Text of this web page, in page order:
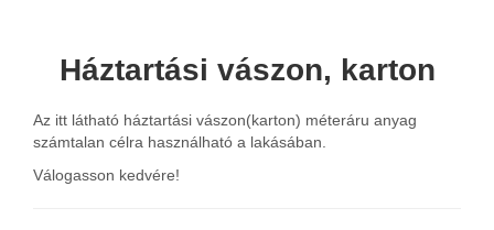
Háztartási vászon, karton
Az itt látható háztartási vászon(karton) méteráru anyag
számtalan célra használható a lakásában.
Válogasson kedvére!